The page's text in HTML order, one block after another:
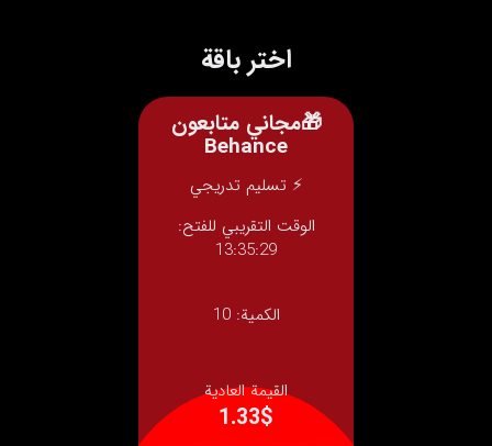
اختر باقة
🎁مجاني متابعون
Behance
⚡ تسليم تدريجي
الوقت التقريبي للفتح:
13:35:29
الكمية:10
القيمة العادية
1.33$